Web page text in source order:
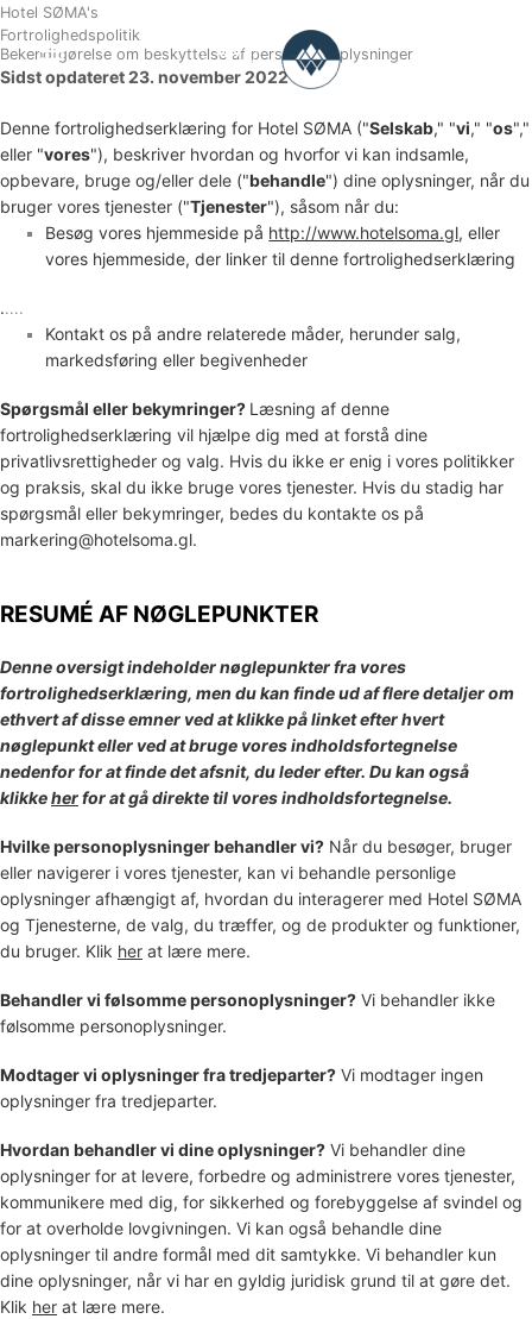
Gå
til
indholdet
Hotel SØMA's
Fortrolighedspolitik
Bekendtgørelse om beskyttelse af personlige oplysninger
Sidst opdateret23. november 2022
Denne fortrolighedserklæring for Hotel SØMA ("Selskab," "vi," "os","
eller "vores"), beskriver hvordan og hvorfor vi kan indsamle,
opbevare, bruge og/eller dele ("behandle") dine oplysninger, når du
bruger vores tjenester ("Tjenester"), såsom når du:
Besøg vores hjemmeside på http://www.hotelsoma.gl, eller
vores hjemmeside, der linker til denne fortrolighedserklæring
.....
Kontakt os på andre relaterede måder, herunder salg,
markedsføring eller begivenheder
Spørgsmål eller bekymringer? Læsning af denne
fortrolighedserklæring vil hjælpe dig med at forstå dine
privatlivsrettigheder og valg. Hvis du ikke er enig i vores politikker
og praksis, skal du ikke bruge vores tjenester. Hvis du stadig har
spørgsmål eller bekymringer, bedes du kontakte os på
markering@hotelsoma.gl.
RESUMÉ AF NØGLEPUNKTER
Denne oversigt indeholder nøglepunkter fra vores
fortrolighedserklæring, men du kan finde ud af flere detaljer om
ethvert af disse emner ved at klikke på linket efter hvert
nøglepunkt eller ved at bruge vores indholdsfortegnelse
nedenfor for at finde det afsnit, du leder efter. Du kan også
klikkeherfor at gå direkte til vores indholdsfortegnelse.
Hvilke personoplysninger behandler vi? Når du besøger, bruger
eller navigerer i vores tjenester, kan vi behandle personlige
oplysninger afhængigt af, hvordan du interagerer med Hotel SØMA
og Tjenesterne, de valg, du træffer, og de produkter og funktioner,
du bruger. Klik her at lære mere.
Behandler vi følsomme personoplysninger? Vi behandler ikke
følsomme personoplysninger.
Modtager vi oplysninger fra tredjeparter? Vi modtager ingen
oplysninger fra tredjeparter.
Hvordan behandler vi dine oplysninger? Vi behandler dine
oplysninger for at levere, forbedre og administrere vores tjenester,
kommunikere med dig, for sikkerhed og forebyggelse af svindel og
for at overholde lovgivningen. Vi kan også behandle dine
oplysninger til andre formål med dit samtykke. Vi behandler kun
dine oplysninger, når vi har en gyldig juridisk grund til at gøre det.
Klik her at lære mere.